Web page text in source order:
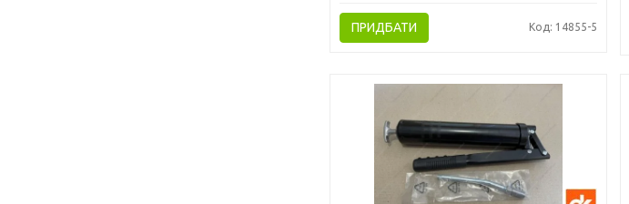
ПРИДБАТИ Код: 14855-5